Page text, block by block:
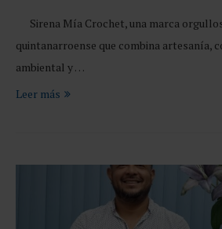
Sirena Mía Crochet, una marca
quintanarroense que combina artesanía,
ambiental y …
Leer más